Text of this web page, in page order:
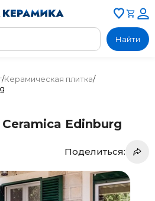
Найти
/Керамическая плитка/
Edinburg
Поделиться: